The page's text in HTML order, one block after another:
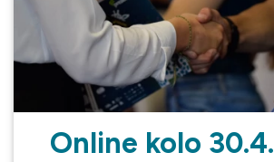
Online kolo 30.4.